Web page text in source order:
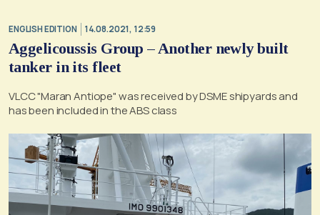
ENGLISH EDITION 14.08.2021, 12:59
Aggelicoussis Group – Another newly built
tanker in its fleet
VLCC "Maran Antiope" was received by DSME shipyards and
has been included in the ABS class